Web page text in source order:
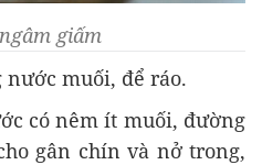
giấm
nước muối, để ráo.
có nêm ít muối, đường
gân chín và nở trong,